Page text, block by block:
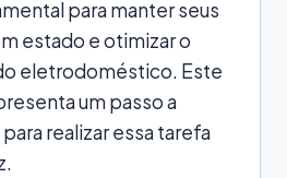
para manter seus
estado e otimizar o
eletrodoméstico. Este
um passo a
realizar essa tarefa